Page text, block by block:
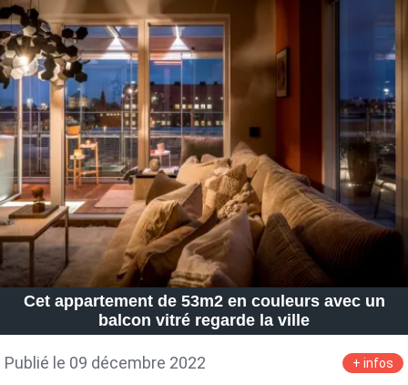
Cet appartement de 53m2 en couleurs avec un
balcon vitré regarde la ville
Publié le 09 décembre 2022 + infos